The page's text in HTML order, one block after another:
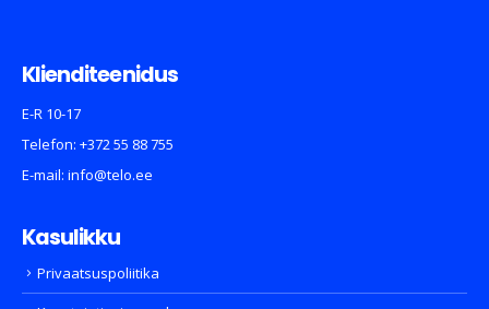
Klienditeenidus
E-R 10-17
Telefon: +372 55 88 755
E-mail: info@telo.ee
Kasulikku
Privaatsuspoliitika